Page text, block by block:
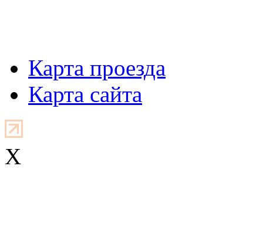
Карта проезда
Карта сайта
X